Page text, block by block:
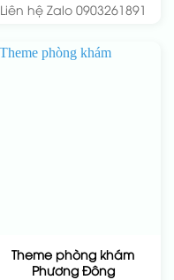
Liên hệ Zalo 0903261891
Theme phòng khám
Phương Đông